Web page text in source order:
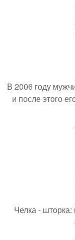
В 2006 году
и после этого
Челка - шторка: